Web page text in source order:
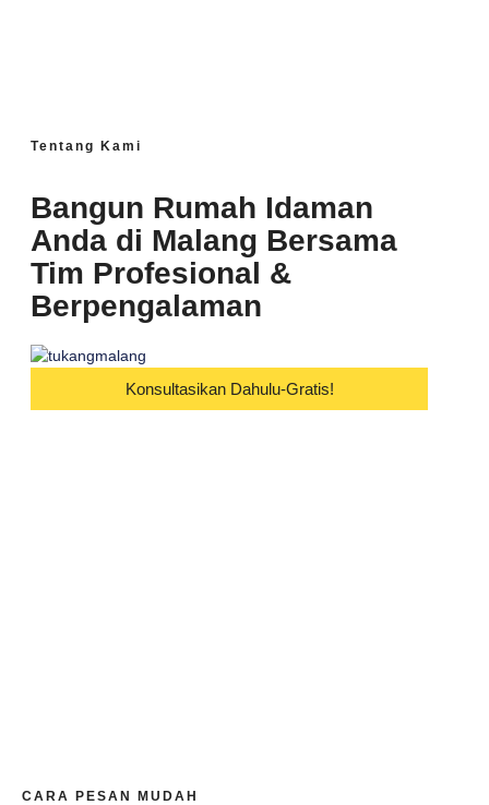
Tentang Kami
Bangun Rumah Idaman
Anda di Malang Bersama
Tim Profesional &
Berpengalaman
Konsultasikan Dahulu-Gratis!
CARA PESAN MUDAH